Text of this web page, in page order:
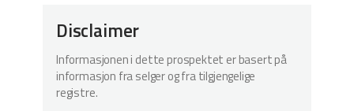
Disclaimer
Informasjonen i dette prospektet er basert på
informasjon fra selger og fra tilgjengelige
registre.